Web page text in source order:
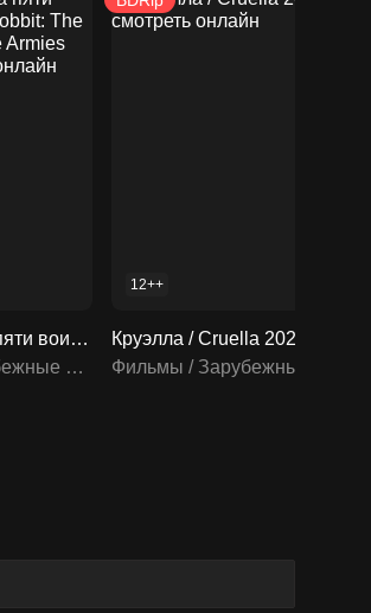
Хоббит: Битва пяти воинств / The Hobbit: The Battle of the Five Armies 2014 смотреть онлайн
Фильмы / Зарубежные фильмы
12++